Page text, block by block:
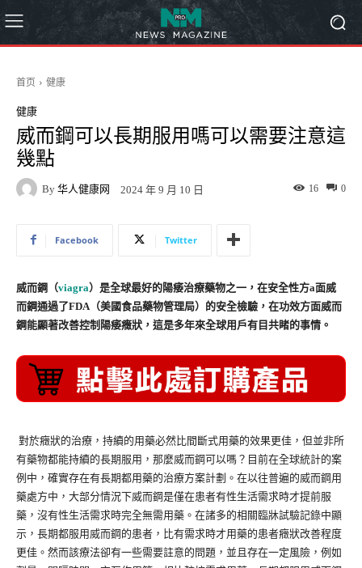
首页 健康
健康
威而鋼可以長期服用嗎可以需要注意這
幾點
By 华人健康网 2024 年 9 月 10 日 0
16
Facebook Twitter
威而鋼（viagra）是全球最好的陽痿治療藥物之一，在安全性方a面威
而鋼通過了FDA（美國食品藥物管理局）的安全檢驗，在功效方面威而
鋼能顯著改善控制陽痿癥狀，這是多年來全球用戶有目共睹的事情。
對於癥狀的治療，持續的用藥必然比間斷式用藥的效果更佳，但並非所
有藥物都能持續的長期服用，那麼威而鋼可以嗎？目前在全球統計的案
例中，確實存在有長期都用藥的治療方案計劃。在以往普遍的威而鋼用
藥處方中，大部分情況下威而鋼是僅在患者有性生活需求時才提前服
藥，沒有性生活需求時完全無需用藥。在諸多的相關臨牀試驗記錄中顯
示，長期都服用威而鋼的患者，比有需求時才用藥的患者癥狀改善程度
更佳。然而該療法卻有一些需要註意的問題，並且存在一定風險，例如